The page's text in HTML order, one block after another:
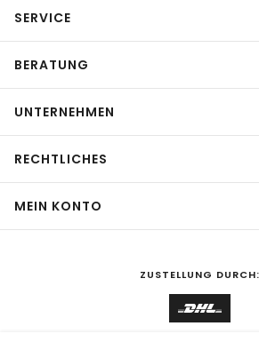
SERVICE
BERATUNG
UNTERNEHMEN
RECHTLICHES
MEIN KONTO
ZUSTELLUNG DURCH: